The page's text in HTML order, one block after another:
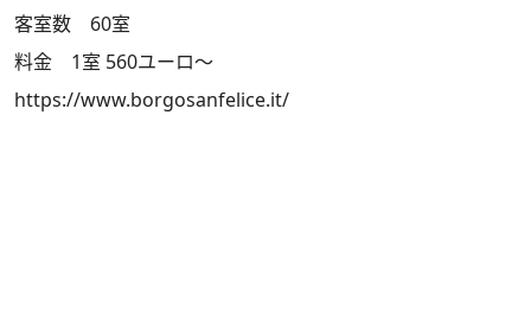
客室数 60室
料金 1室 560ユーロ～
https://www.borgosanfelice.it/